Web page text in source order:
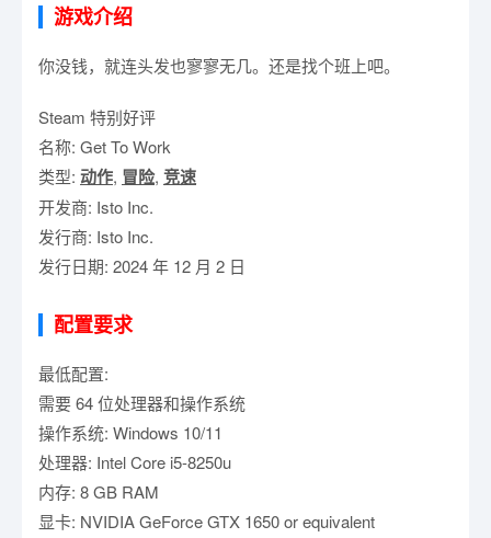
游戏介绍
你没钱，就连头发也寥寥无几。还是找个班上吧。
Steam 特别好评
名称: Get To Work
类型: 动作, 冒险, 竞速
开发商: Isto Inc.
发行商: Isto Inc.
发行日期: 2024 年 12 月 2 日
配置要求
最低配置:
需要 64 位处理器和操作系统
操作系统: Windows 10/11
处理器: Intel Core i5-8250u
内存: 8 GB RAM
显卡: NVIDIA GeForce GTX 1650 or equivalent